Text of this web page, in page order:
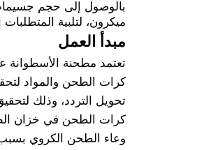
ميكرون، لتلبية المتطلبات
مبدأ العمل
تعتمد مطحنة الأسطوانة
كرات الطحن والمواد
تحويل التردد، وذلك
كرات الطحن في خزان
وعاء الطحن الكروي بسبب